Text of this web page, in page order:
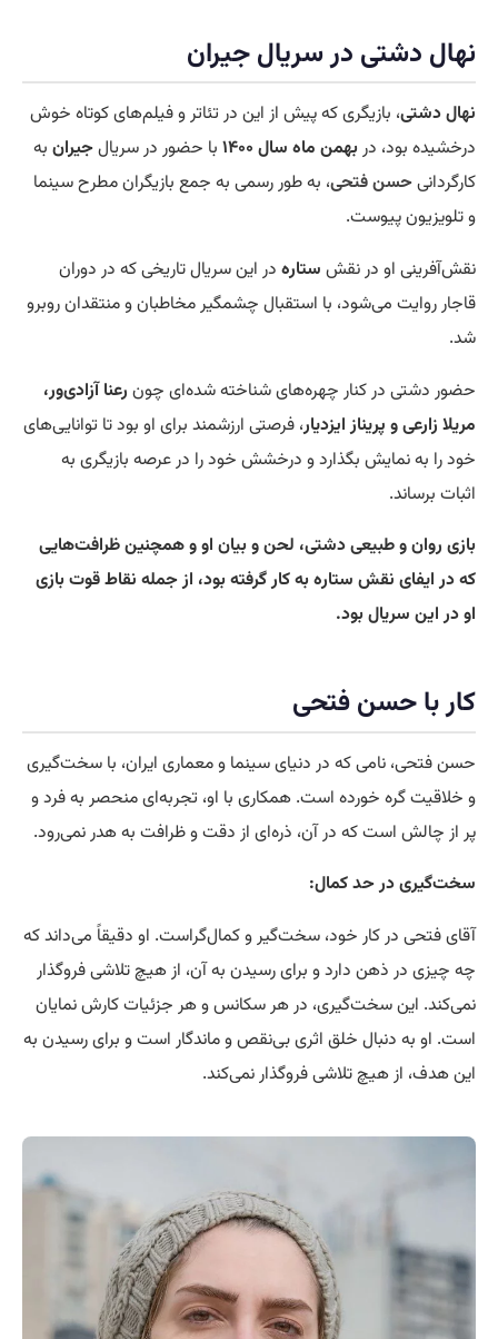
نهال دشتی در سریال جیران
نهال دشتی، بازیگری که پیش از این در تئاتر و فیلم‌های کوتاه خوش
درخشیده بود، دربهمن ماه سال ۱۴۰۰ با حضور در سریالجیران به
کارگردانیحسن فتحی، به طور رسمی به جمع بازیگران مطرح سینما
و تلویزیون پیوست.
نقش‌آفرینی او در نقش ستاره در این سریال تاریخی که در دوران
قاجار روایت می‌شود، با استقبال چشمگیر مخاطبان و منتقدان روبرو
شد.
حضور دشتی در کنار چهره‌های شناخته شده‌ای چون رعنا آزادی‌ور،
مریلا زارعی و پریناز ایزدیار، فرصتی ارزشمند برای او بود تا توانایی‌های
خود را به نمایش بگذارد و درخشش خود را در عرصه بازیگری به
اثبات برساند.
بازی روان و طبیعی دشتی، لحن و بیان او و همچنین ظرافت‌هایی
که در ایفای نقش ستاره به کار گرفته بود، از جمله نقاط قوت بازی
او در این سریال بود.
کار با حسن فتحی
حسن فتحی، نامی که در دنیای سینما و معماری ایران، با سخت‌گیری
و خلاقیت گره خورده است. همکاری با او، تجربه‌ای منحصر به فرد و
پر از چالش است که در آن، ذره‌ای از دقت و ظرافت به هدر نمی‌رود.
سخت‌گیری در حد کمال:
آقای فتحی در کار خود، سخت‌گیر و کمال‌گراست. او دقیقاً می‌داند که
چه چیزی در ذهن دارد و برای رسیدن به آن، از هیچ تلاشی فروگذار
نمی‌کند. این سخت‌گیری، در هر سکانس و هر جزئیات کارش نمایان
است. او به دنبال خلق اثری بی‌نقص و ماندگار است و برای رسیدن به
این هدف، از هیچ تلاشی فروگذار نمی‌کند.